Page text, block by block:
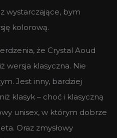
wystarczające, bym
kolorową.
że Crystal Aoud
wersja klasyczna. Nie
Jest inny, bardziej
klasyk – choć i klasyczną
unisex, w którym dobrze
Oraz zmysłowy